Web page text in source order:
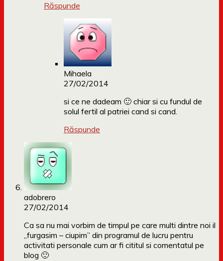
Răspunde
Mihaela
27/02/2014
si ce ne dadeam 🙂 chiar si cu fundul de
solul fertil al patriei cand si cand.
Răspunde
adobrero
27/02/2014
Ca sa nu mai vorbim de timpul pe care multi dintre noi il
„furgasim – ciupim” din programul de lucru pentru
activitati personale cum ar fi cititul si comentatul pe
blog 🙂